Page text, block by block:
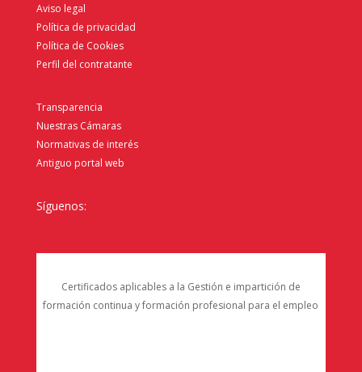
Aviso legal
Política de privacidad
Política de Cookies
Perfil del contratante
Transparencia
Nuestras Cámaras
Normativas de interés
Antiguo portal web
Síguenos:
Certificados aplicables a la Gestión e impartición de
formación continua y formación profesional para el empleo